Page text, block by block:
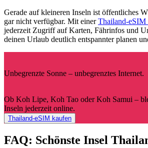
Gerade auf kleineren Inseln ist öffentliches
gar nicht verfügbar. Mit einerThailand-
jederzeit Zugriff auf Karten, Fährinfos und
deinen Urlaub deutlich entspannter planen
Unbegrenzte Sonne – unbegrenztes Internet.
Ob Koh Lipe, Koh Tao oder Koh Samui –
Inseln jederzeit online.
Thailand-eSIM kaufen
FAQ: Schönste Insel